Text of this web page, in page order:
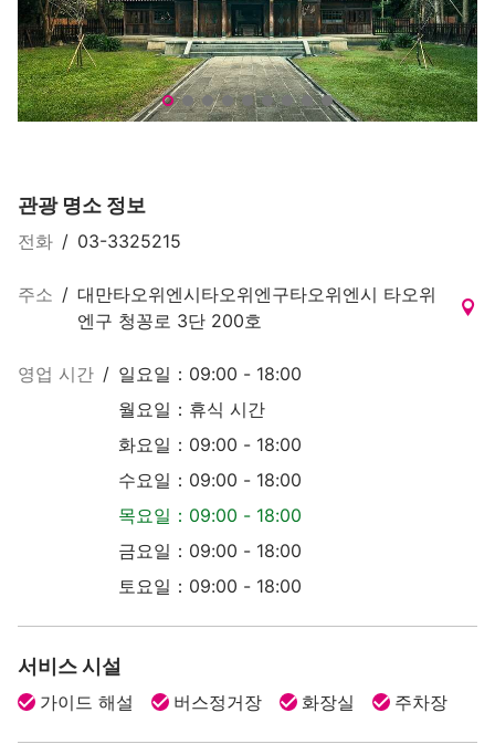
관광 명소 정보
전화 / 03-3325215
주소 / 대만타오위엔시타오위엔구타오위엔시 타오위
엔구 청꽁로 3단 200호
영업 시간 / 일요일：09:00 - 18:00
월요일：휴식 시간
화요일：09:00 - 18:00
수요일：09:00 - 18:00
목요일：09:00 - 18:00
금요일：09:00 - 18:00
토요일：09:00 - 18:00
서비스 시설
가이드 해설 버스정거장 화장실 주차장